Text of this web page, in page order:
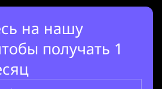
на нашу
получать 1